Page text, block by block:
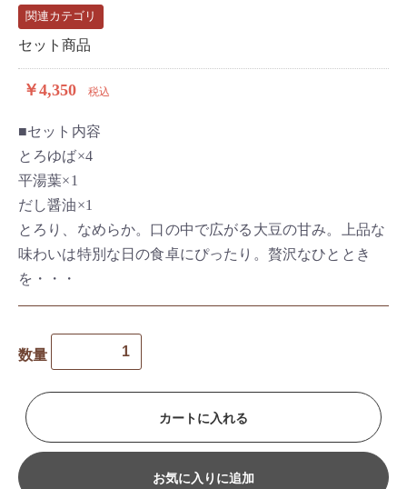
関連カテゴリ
セット商品
￥4,350 税込
■セット内容
とろゆば×4
平湯葉×1
だし醤油×1
とろり、なめらか。口の中で広がる大豆の甘み。上品な
味わいは特別な日の食卓にぴったり。贅沢なひととき
を・・・
数量
カートに入れる
お気に入りに追加